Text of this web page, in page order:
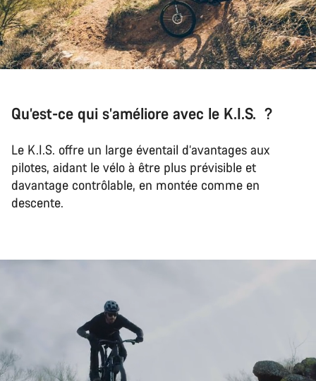
Qu’est-ce qui s’améliore avec le K.I.S. ?
Le K.I.S. offre un large éventail d’avantages aux
pilotes, aidant le vélo à être plus prévisible et
davantage contrôlable, en montée comme en
descente.